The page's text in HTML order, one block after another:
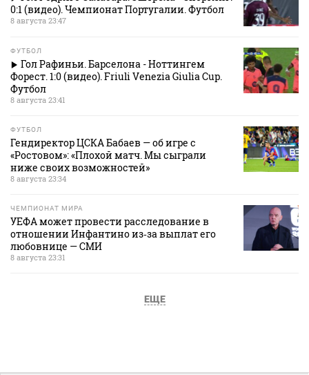
0:1 (видео). Чемпионат Португалии. Футбол
8 августа 23:47
ФУТБОЛ
Гол Рафиньи. Барселона - Ноттингем
Форест. 1:0 (видео). Friuli Venezia Giulia Cup.
Футбол
8 августа 23:41
ФУТБОЛ
Гендиректор ЦСКА Бабаев — об игре с
«Ростовом»: «Плохой матч. Мы сыграли
ниже своих возможностей»
8 августа 23:34
ЧЕМПИОНАТ МИРА
УЕФА может провести расследование в
отношении Инфантино из‑за выплат его
любовнице — СМИ
8 августа 23:31
ЕЩЕ